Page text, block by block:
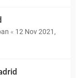
« 12 Nov 2021,